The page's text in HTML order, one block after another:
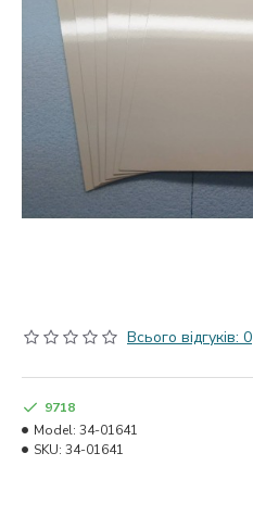
Всього відгуків: 0
9718
Model: 34-01641
SKU: 34-01641